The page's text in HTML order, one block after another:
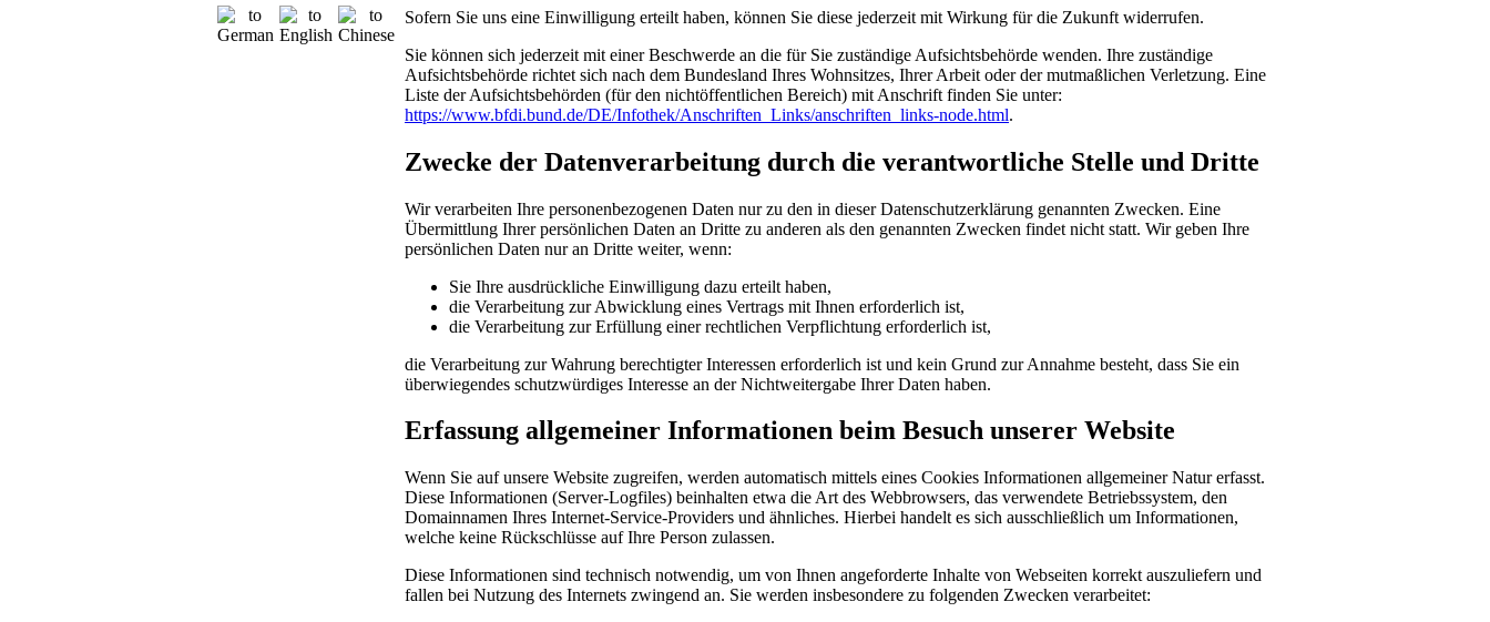
Sofern Sie uns eine Einwilligung erteilt haben, können Sie diese jederzeit mit Wirkung für die Zukunft widerrufen.
Sie können sich jederzeit mit einer Beschwerde an die für Sie zuständige Aufsichtsbehörde wenden. Ihre zuständige
Aufsichtsbehörde richtet sich nach dem Bundesland Ihres Wohnsitzes, Ihrer Arbeit oder der mutmaßlichen Verletzung. Eine
Liste der Aufsichtsbehörden (für den nichtöffentlichen Bereich) mit Anschrift finden Sie unter:
https://www.bfdi.bund.de/DE/Infothek/Anschriften_Links/anschriften_links-node.html.
Zwecke der Datenverarbeitung durch die verantwortliche Stelle und Dritte
Wir verarbeiten Ihre personenbezogenen Daten nur zu den in dieser Datenschutzerklärung genannten Zwecken. Eine
Übermittlung Ihrer persönlichen Daten an Dritte zu anderen als den genannten Zwecken findet nicht statt. Wir geben Ihre
persönlichen Daten nur an Dritte weiter, wenn:
Sie Ihre ausdrückliche Einwilligung dazu erteilt haben,
die Verarbeitung zur Abwicklung eines Vertrags mit Ihnen erforderlich ist,
die Verarbeitung zur Erfüllung einer rechtlichen Verpflichtung erforderlich ist,
die Verarbeitung zur Wahrung berechtigter Interessen erforderlich ist und kein Grund zur Annahme besteht, dass Sie ein
überwiegendes schutzwürdiges Interesse an der Nichtweitergabe Ihrer Daten haben.
Erfassung allgemeiner Informationen beim Besuch unserer Website
Wenn Sie auf unsere Website zugreifen, werden automatisch mittels eines Cookies Informationen allgemeiner Natur erfasst.
Diese Informationen (Server-Logfiles) beinhalten etwa die Art des Webbrowsers, das verwendete Betriebssystem, den
Domainnamen Ihres Internet-Service-Providers und ähnliches. Hierbei handelt es sich ausschließlich um Informationen,
welche keine Rückschlüsse auf Ihre Person zulassen.
Diese Informationen sind technisch notwendig, um von Ihnen angeforderte Inhalte von Webseiten korrekt auszuliefern und
fallen bei Nutzung des Internets zwingend an. Sie werden insbesondere zu folgenden Zwecken verarbeitet: